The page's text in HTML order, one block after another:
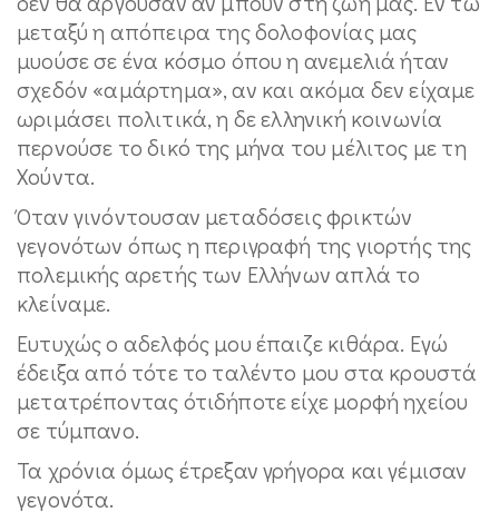
μεταξύ η απόπειρα της δολοφονίας μας
μυούσε σε ένα κόσμο όπου η ανεμελιά ήταν
σχεδόν «αμάρτημα», αν και ακόμα δεν είχαμε
ωριμάσει πολιτικά, η δε ελληνική κοινωνία
περνούσε το δικό της μήνα του μέλιτος με τη
Χούντα.
Όταν γινόντουσαν μεταδόσεις φρικτών
γεγονότων όπως η περιγραφή της γιορτής της
πολεμικής αρετής των Ελλήνων απλά το
κλείναμε.
Ευτυχώς ο αδελφός μου έπαιζε κιθάρα. Εγώ
έδειξα από τότε το ταλέντο μου στα κρουστά
μετατρέποντας ότιδήποτε είχε μορφή ηχείου
σε τύμπανο.
Τα χρόνια όμως έτρεξαν γρήγορα και γέμισαν
γεγονότα.